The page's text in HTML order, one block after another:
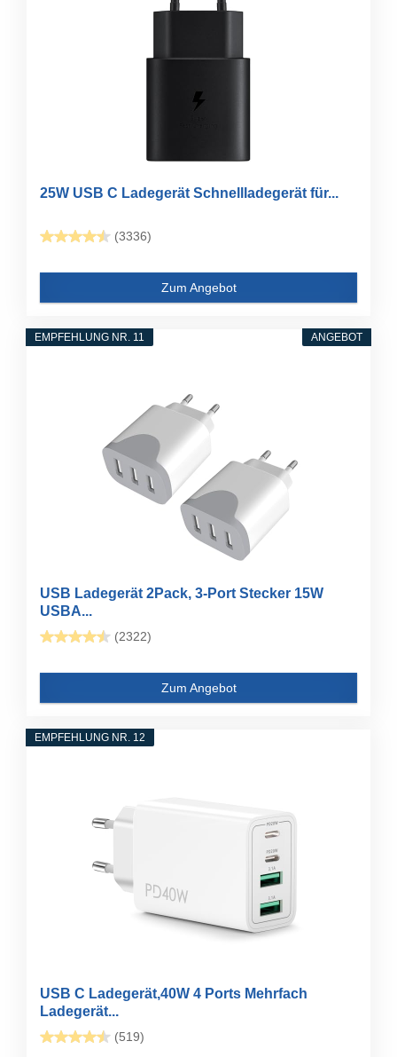
25W USB C Ladegerät Schnellladegerät für...
(3336)
Zum Angebot
ANGEBOT
EMPFEHLUNG NR. 11
USB Ladegerät 2Pack, 3-Port Stecker 15W
USBA...
(2322)
Zum Angebot
EMPFEHLUNG NR. 12
USB C Ladegerät,40W 4 Ports Mehrfach
Ladegerät...
(519)